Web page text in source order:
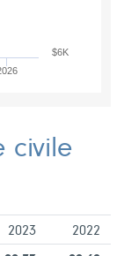
$6K
civile
2023 2022